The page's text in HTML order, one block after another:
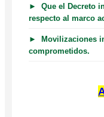
► Que el Decreto
respecto al marco
► Movilizaciones
comprometidos.